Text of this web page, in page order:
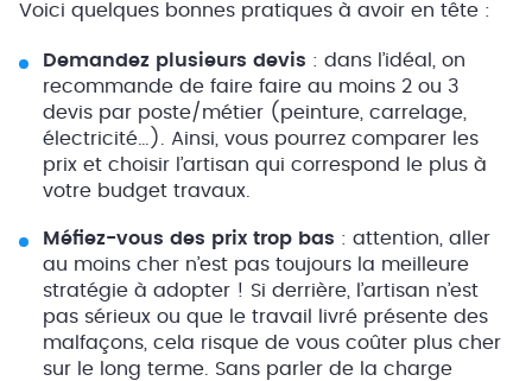
Voici quelques bonnes pratiques à avoir en tête :
Demandez plusieurs devis : dans l’idéal, on
recommande de faire faire au moins 2 ou 3
devis par poste/métier (peinture, carrelage,
électricité…). Ainsi, vous pourrez comparer les
prix et choisir l’artisan qui correspond le plus à
votre budget travaux.
Méfiez-vous des prix trop bas : attention, aller
au moins cher n’est pas toujours la meilleure
stratégie à adopter ! Si derrière, l’artisan n’est
pas sérieux ou que le travail livré présente des
malfaçons, cela risque de vous coûter plus cher
sur le long terme. Sans parler de la charge